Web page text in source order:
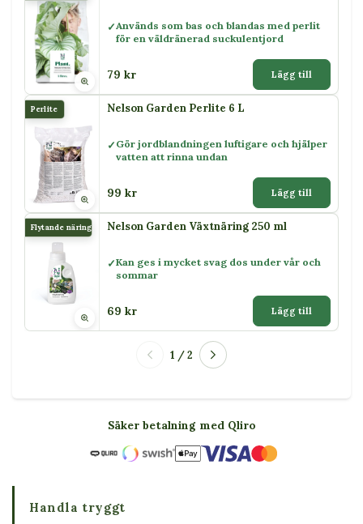
Används som bas och blandas med perlit
för en väldränerad suckulentjord
79 kr Lägg till
Perlite Nelson Garden Perlite 6 L
Gör jordblandningen luftigare och hjälper
vatten att rinna undan
99 kr Lägg till
Flytande näring Nelson Garden Växtnäring 250 ml
Kan ges i mycket svag dos under vår och
sommar
69 kr Lägg till
1 / 2
Säker betalning med Qliro
Handla tryggt